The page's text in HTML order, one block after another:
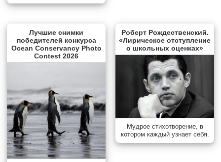
Лучшие снимки
победителей конкурса
Ocean Conservancy Photo
Contest 2026
Роберт Рождественский.
«Лирическое отступление
о школьных оценках»
Мудрое стихотворение, в
котором каждый узнает себя.